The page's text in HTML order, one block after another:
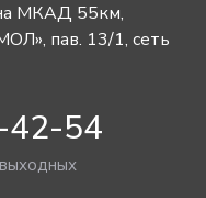
МКАД 55км,
пав. 13/1, сеть
42-54